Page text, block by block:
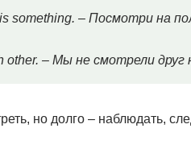
is something. – Посмотри на
other. – Мы не смотрели друг
но долго – наблюдать,